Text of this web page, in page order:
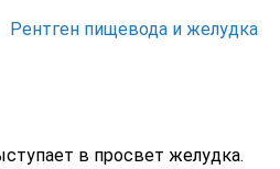
Рентген пищевода и желудка
в просвет желудка.